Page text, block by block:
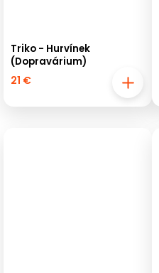
Triko - Hurvínek
(Dopravárium)
21 €